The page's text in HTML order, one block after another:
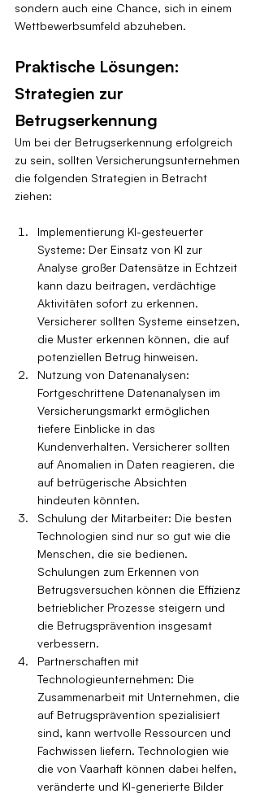
sondern auch eine Chance, sich in einem
Wettbewerbsumfeld abzuheben.
Praktische Lösungen:
Strategien zur
Betrugserkennung
Um bei der Betrugserkennung erfolgreich
zu sein, sollten Versicherungsunternehmen
die folgenden Strategien in Betracht
ziehen:
Implementierung KI-gesteuerter
Systeme: Der Einsatz von KI zur
Analyse großer Datensätze in Echtzeit
kann dazu beitragen, verdächtige
Aktivitäten sofort zu erkennen.
Versicherer sollten Systeme einsetzen,
die Muster erkennen können, die auf
potenziellen Betrug hinweisen.
Nutzung von Datenanalysen:
Fortgeschrittene Datenanalysen im
Versicherungsmarkt ermöglichen
tiefere Einblicke in das
Kundenverhalten. Versicherer sollten
auf Anomalien in Daten reagieren, die
auf betrügerische Absichten
hindeuten könnten.
Schulung der Mitarbeiter: Die besten
Technologien sind nur so gut wie die
Menschen, die sie bedienen.
Schulungen zum Erkennen von
Betrugsversuchen können die Effizienz
betrieblicher Prozesse steigern und
die Betrugsprävention insgesamt
verbessern.
Partnerschaften mit
Technologieunternehmen: Die
Zusammenarbeit mit Unternehmen, die
auf Betrugsprävention spezialisiert
sind, kann wertvolle Ressourcen und
Fachwissen liefern. Technologien wie
die von Vaarhaft können dabei helfen,
veränderte und KI-generierte Bilder